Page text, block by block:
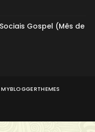
Gospel (Mês de
MYBLOGGERTHEMES